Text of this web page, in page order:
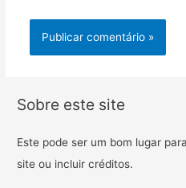
Sobre este site
Este pode ser um bom lugar
site ou incluir créditos.